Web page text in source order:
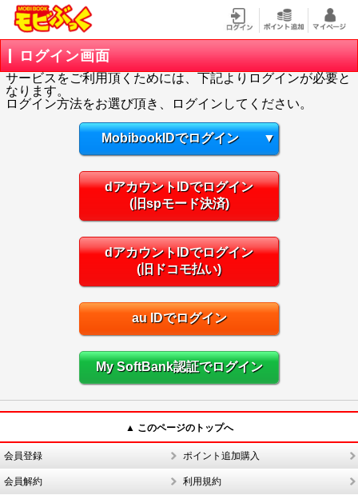
ログイン画面
サービスをご利用頂くためには、下記よりログインが必要と
なります。
ログイン方法をお選び頂き、ログインしてください。
MobibookIDでログイン ▼
dアカウントIDでログイン
(旧spモード決済)
dアカウントIDでログイン
(旧ドコモ払い)
au IDでログイン
My SoftBank認証でログイン
▲ このページのトップへ
会員登録 ポイント追加購入
会員解約 利用規約